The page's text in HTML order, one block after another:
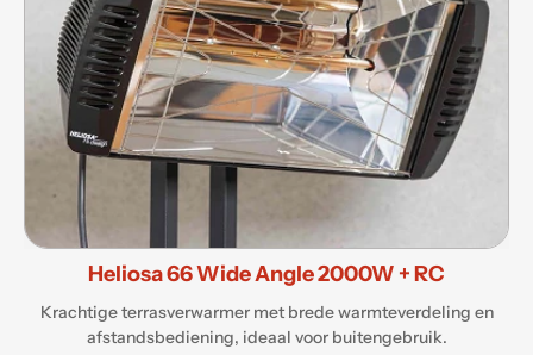
Heliosa 66 Wide Angle 2000W + RC
Krachtige terrasverwarmer met brede warmteverdeling en
afstandsbediening, ideaal voor buitengebruik.